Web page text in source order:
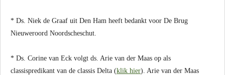
* Ds. Niek de Graaf uit Den Ham heeft bedankt voor De Brug
Nieuweroord Noordscheschut.
* Ds. Corine van Eck volgt ds. Arie van der Maas op als
classispredikant van de classis Delta (klik hier). Arie van der Maas